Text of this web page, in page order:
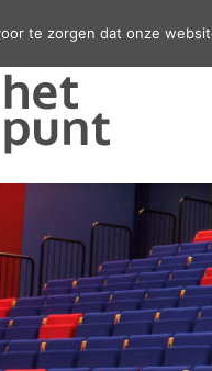
te zorgen dat onze